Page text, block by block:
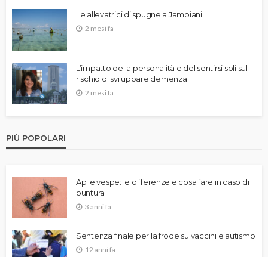
Le allevatrici di spugne a Jambiani
2 mesi fa
L’impatto della personalità e del sentirsi soli sul
rischio di sviluppare demenza
2 mesi fa
PIÙ POPOLARI
Api e vespe: le differenze e cosa fare in caso di
puntura
3 anni fa
Sentenza finale per la frode su vaccini e autismo
12 anni fa